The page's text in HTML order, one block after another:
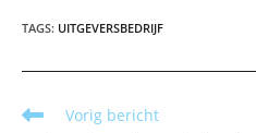
TAGS: UITGEVERSBEDRIJF
Lees
Vorig bericht